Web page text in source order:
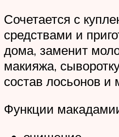
Сочетается с
средствами и
дома, заменит
макияжа,
состав лосьонов и
Функции